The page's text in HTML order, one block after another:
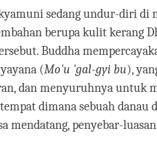
sedang undur-diri di
berupa kulit kerang
Buddha
(Mo'u 'gal-gyi bu),
dan menyuruhnya untuk
dimana sebuah danau
mendatang, penyebar-